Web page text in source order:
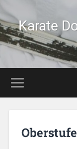
Karate